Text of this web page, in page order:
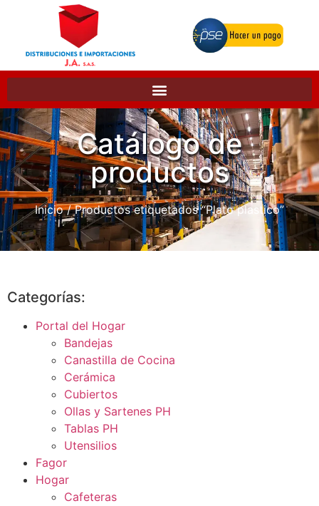
Catálogo de
productos
Inicio/ Productos etiquetados “Plato plastico”
Categorías:
Portal del Hogar
Bandejas
Canastilla de Cocina
Cerámica
Cubiertos
Ollas y Sartenes PH
Tablas PH
Utensilios
Fagor
Hogar
Cafeteras